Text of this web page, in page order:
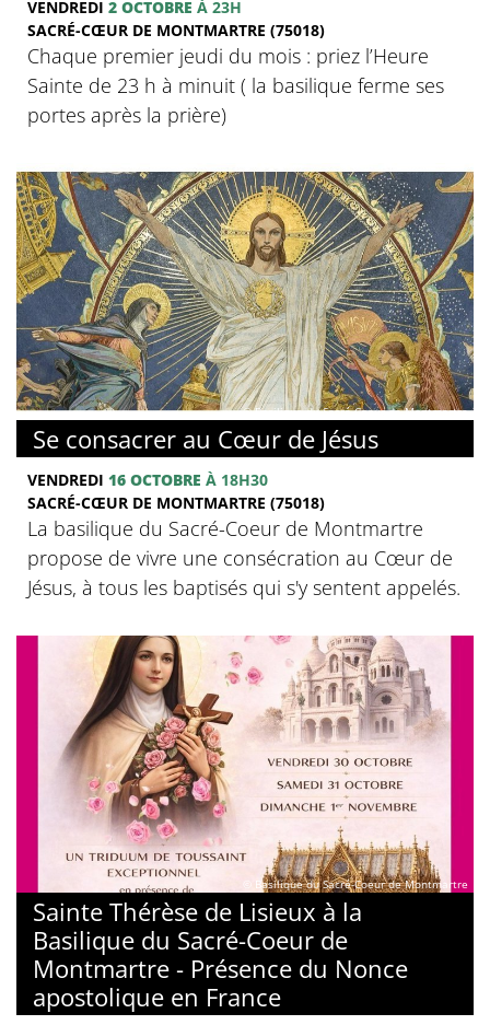
VENDREDI 2 OCTOBRE À 23H
SACRÉ-CŒUR DE MONTMARTRE (75018)
Chaque premier jeudi du mois : priez l’Heure
Sainte de 23 h à minuit ( la basilique ferme ses
portes après la prière)
© Basilique du Sacré-Coeur de Montmartre
Se consacrer au Cœur de Jésus
VENDREDI 16 OCTOBRE À 18H30
SACRÉ-CŒUR DE MONTMARTRE (75018)
La basilique du Sacré-Coeur de Montmartre
propose de vivre une consécration au Cœur de
Jésus, à tous les baptisés qui s'y sentent appelés.
© Basilique du Sacré-Coeur de Montmartre
Sainte Thérèse de Lisieux à la
Basilique du Sacré-Coeur de
Montmartre - Présence du Nonce
apostolique en France